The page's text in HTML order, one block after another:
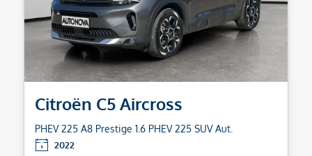
Citroën C5 Aircross
PHEV 225 A8 Prestige 1.6 PHEV 225 SUV Aut.
2022